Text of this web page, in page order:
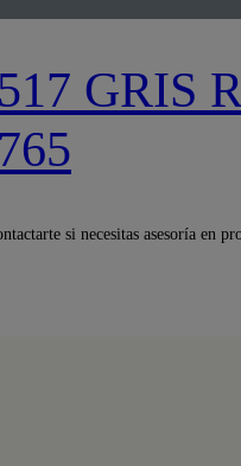
GRIS
si necesitas asesoría en